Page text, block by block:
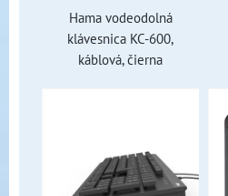
Hama vodeodolná
klávesnica KC-600,
káblová, čierna